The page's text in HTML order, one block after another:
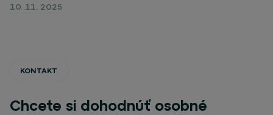
10. 11. 2025
KONTAKT
Chcete si dohodnúť osobné